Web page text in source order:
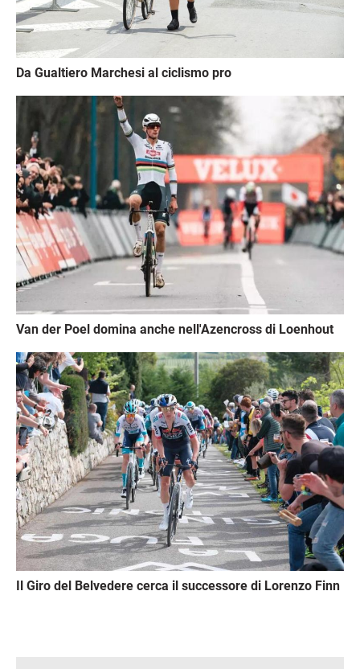
Da Gualtiero Marchesi al ciclismo pro
Van der Poel domina anche nell'Azencross di Loenhout
Immagine
Il Giro del Belvedere cerca il successore di Lorenzo Finn